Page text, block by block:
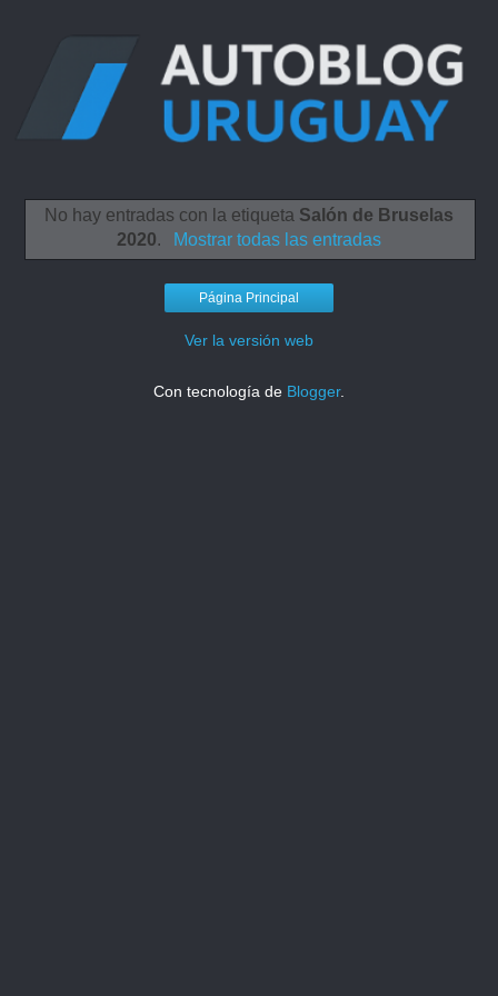
No hay entradas con la etiqueta Salón de Bruselas
2020. Mostrar todas las entradas
Página Principal
Ver la versión web
Con tecnología de Blogger.